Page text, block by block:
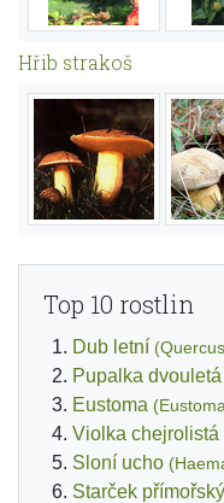
Hřib strakoš
Top 10 rostlin
Dub letní
Pupalka dvouletá
Eustoma
Violka chejrolistá
Sloní ucho
Starček přímořský